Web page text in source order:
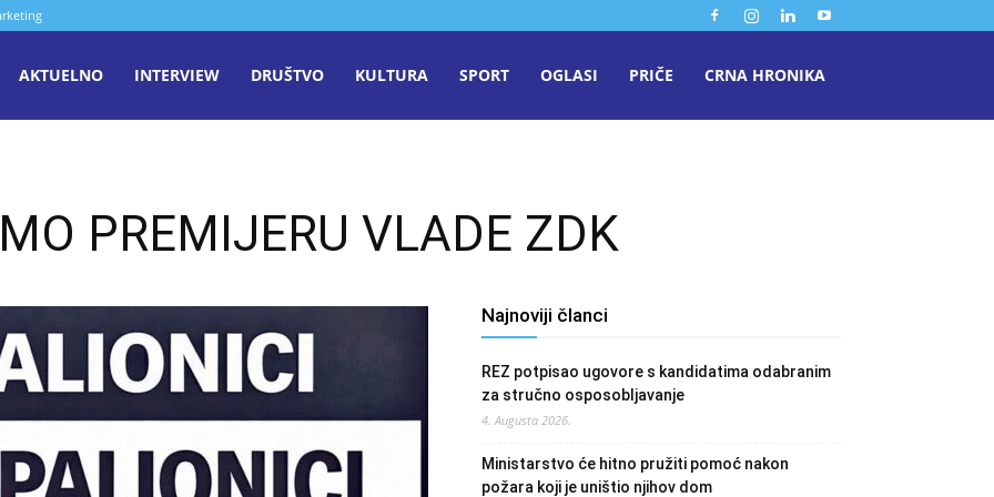
AKTUELNO INTERVIEW DRUŠTVO KULTURA SPORT OGLASI PRIČE CRNA HRONIKA
PREMIJERU VLADE ZDK
Najnoviji članci
REZ potpisao ugovore s kandidatima odabranim
za stručno osposobljavanje
4. Augusta 2026.
Ministarstvo će hitno pružiti pomoć nakon
požara koji je uništio njihov dom